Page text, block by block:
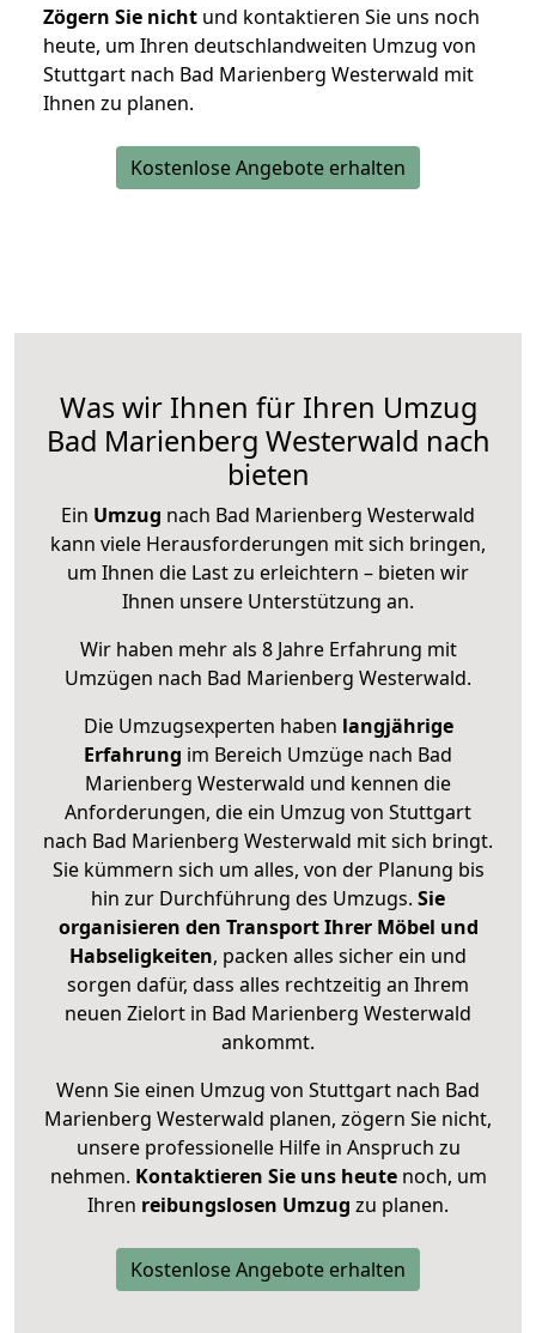
Zögern Sie nicht und kontaktieren Sie uns noch
heute, um Ihren deutschlandweiten Umzug von
Stuttgart nach Bad Marienberg Westerwald mit
Ihnen zu planen.
Kostenlose Angebote erhalten
Was wir Ihnen für Ihren Umzug
Bad Marienberg Westerwald nach
bieten
Ein Umzug nach Bad Marienberg Westerwald
kann viele Herausforderungen mit sich bringen,
um Ihnen die Last zu erleichtern – bieten wir
Ihnen unsere Unterstützung an.
Wir haben mehr als 8 Jahre Erfahrung mit
Umzügen nach Bad Marienberg Westerwald.
Die Umzugsexperten haben langjährige
Erfahrung im Bereich Umzüge nach Bad
Marienberg Westerwald und kennen die
Anforderungen, die ein Umzug von Stuttgart
nach Bad Marienberg Westerwald mit sich bringt.
Sie kümmern sich um alles, von der Planung bis
hin zur Durchführung des Umzugs. Sie
organisieren den Transport Ihrer Möbel und
Habseligkeiten, packen alles sicher ein und
sorgen dafür, dass alles rechtzeitig an Ihrem
neuen Zielort in Bad Marienberg Westerwald
ankommt.
Wenn Sie einen Umzug von Stuttgart nach Bad
Marienberg Westerwald planen, zögern Sie nicht,
unsere professionelle Hilfe in Anspruch zu
nehmen. Kontaktieren Sie uns heutenoch, um
Ihren reibungslosen Umzug zu planen.
Kostenlose Angebote erhalten